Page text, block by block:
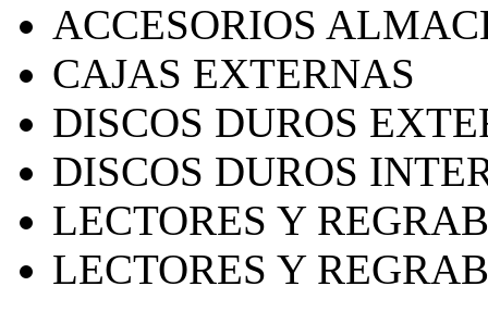
ACCESORIOS
CAJAS EXTERNAS
DISCOS DUROS
DISCOS DUROS
LECTORES Y
LECTORES Y